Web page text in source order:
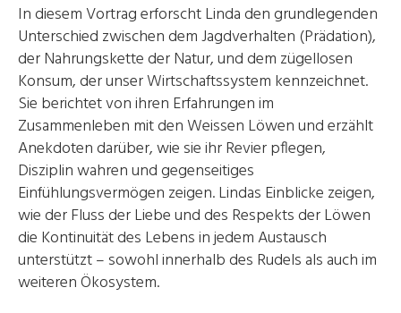
In diesem Vortrag erforscht Linda den grundlegenden
Unterschied zwischen dem Jagdverhalten (Prädation),
der Nahrungskette der Natur, und dem zügellosen
Konsum, der unser Wirtschaftssystem kennzeichnet.
Sie berichtet von ihren Erfahrungen im
Zusammenleben mit den Weissen Löwen und erzählt
Anekdoten darüber, wie sie ihr Revier pflegen,
Disziplin wahren und gegenseitiges
Einfühlungsvermögen zeigen. Lindas Einblicke zeigen,
wie der Fluss der Liebe und des Respekts der Löwen
die Kontinuität des Lebens in jedem Austausch
unterstützt – sowohl innerhalb des Rudels als auch im
weiteren Ökosystem.